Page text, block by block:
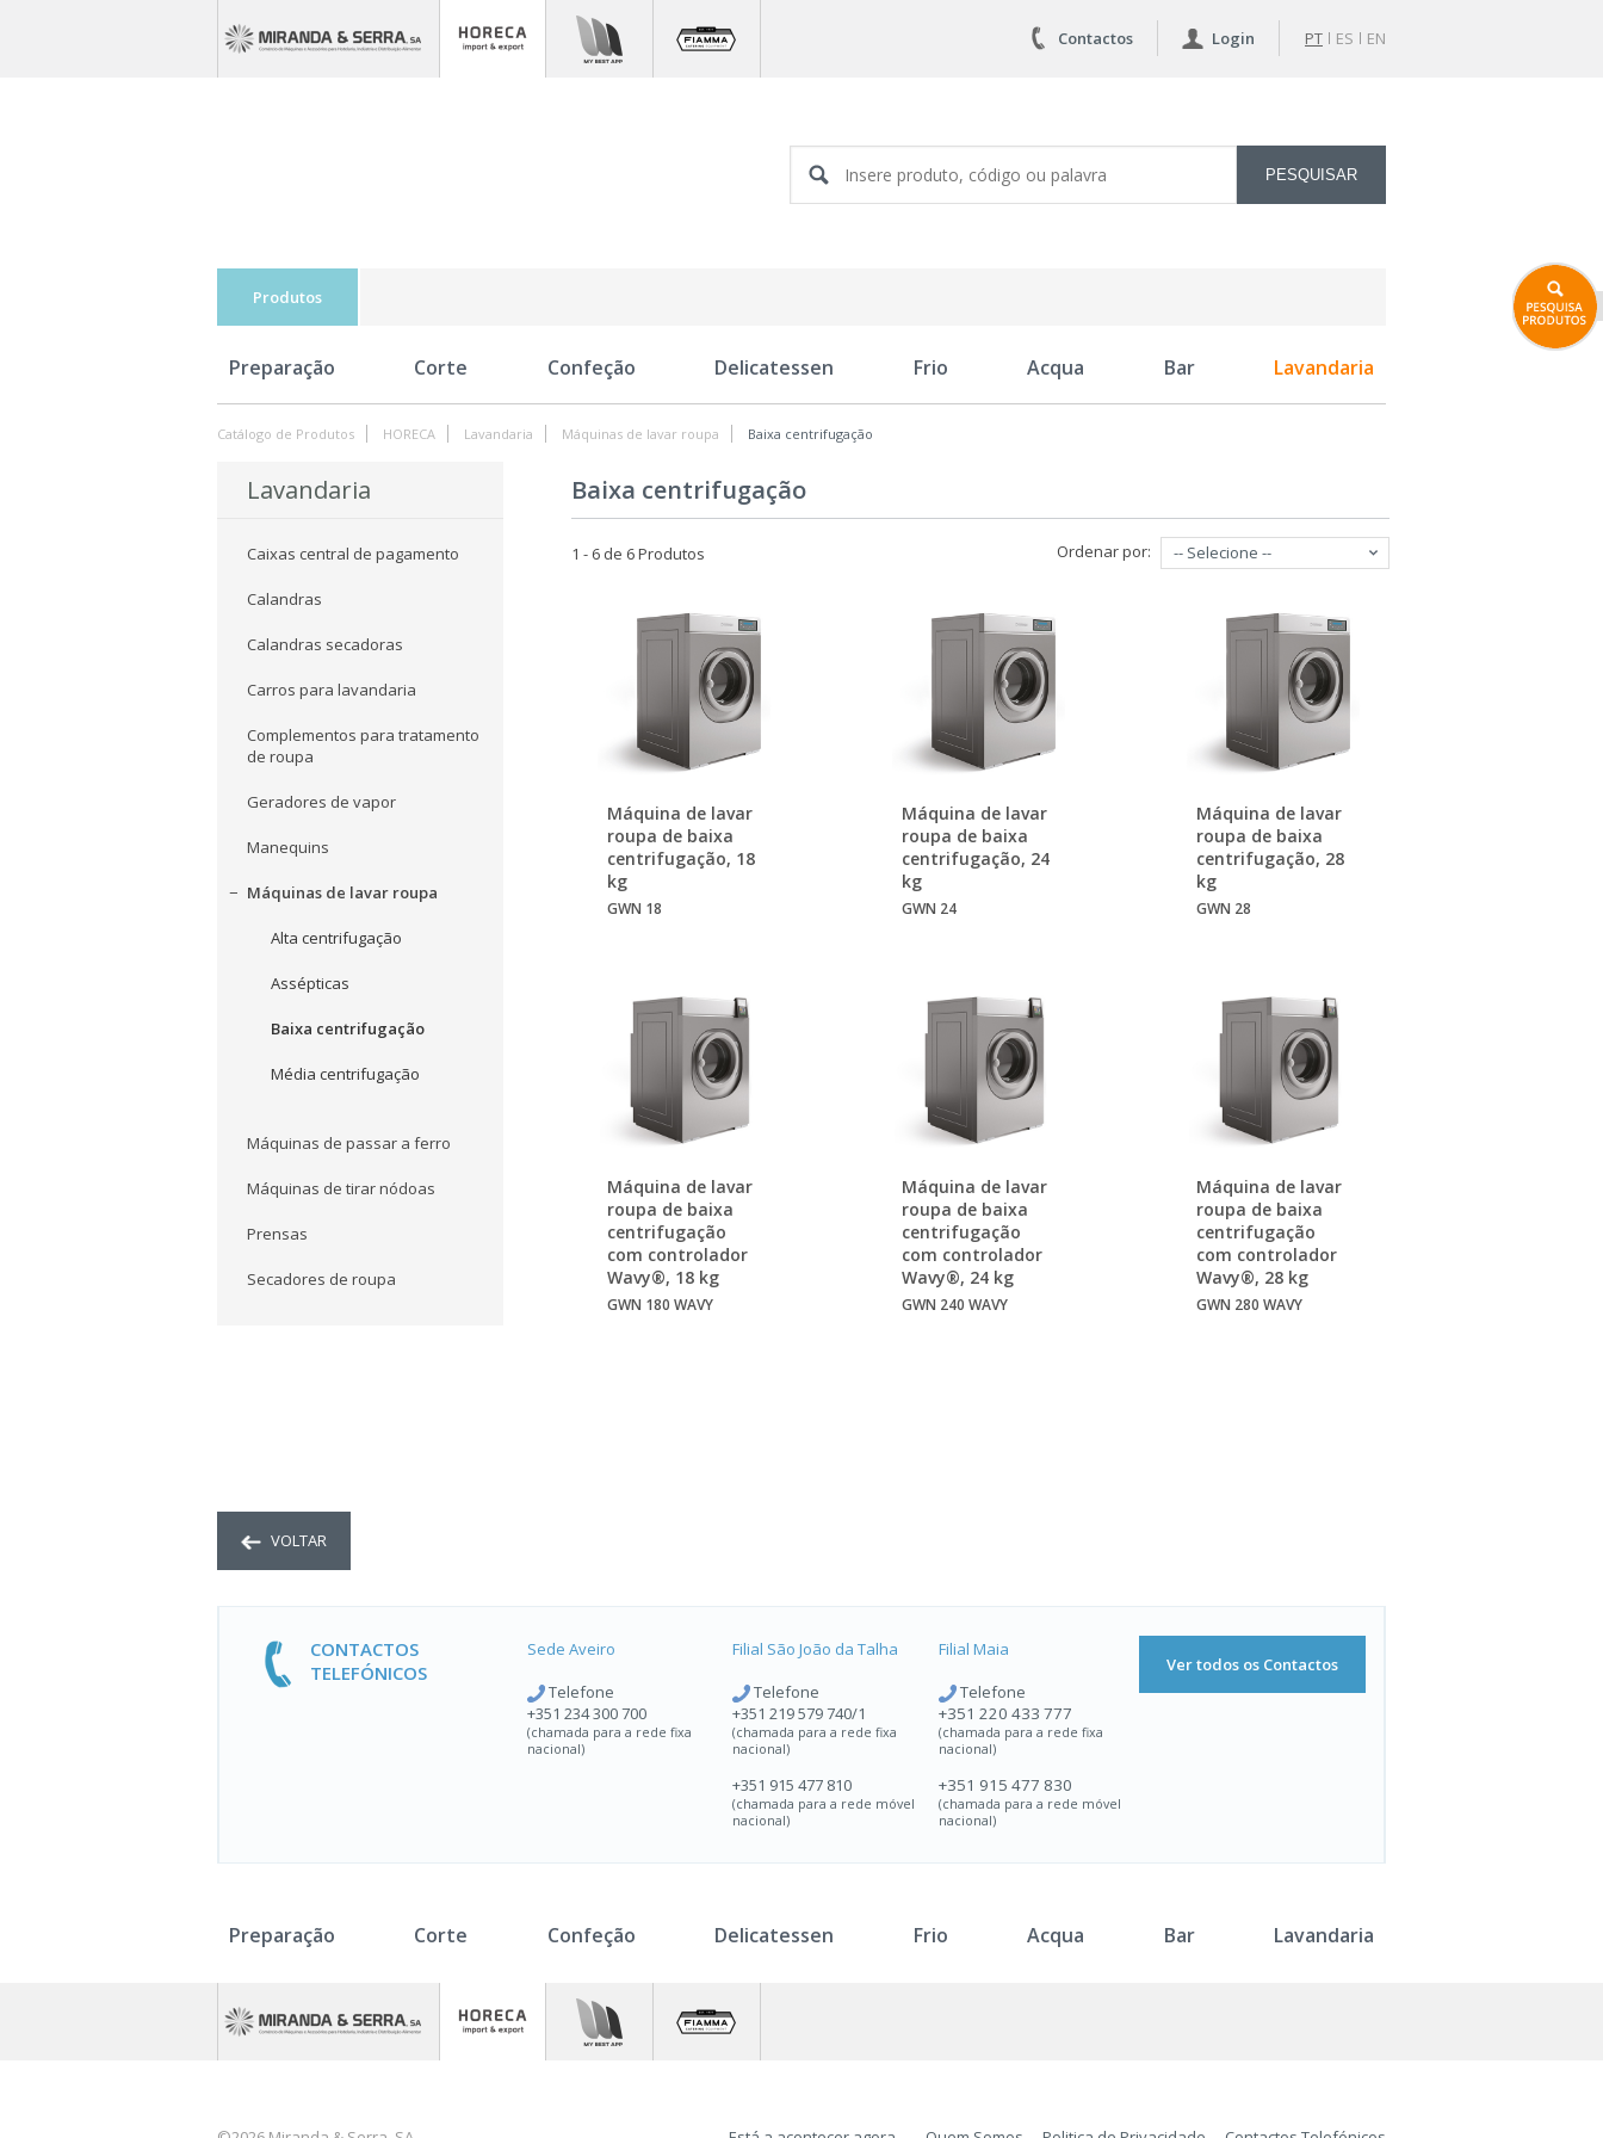
Contactos Login PT ES EN
Produtos
Preparação Corte Confeção Delicatessen Frio Acqua Bar Lavandaria
Catálogo de Produtos HORECA Lavandaria Máquinas de lavar roupa Baixa centrifugação
Lavandaria
Caixas central de pagamento
Calandras
Calandras secadoras
Carros para lavandaria
Complementos para tratamento
de roupa
Geradores de vapor
Manequins
Máquinas de lavar roupa
Alta centrifugação
Assépticas
Baixa centrifugação
Média centrifugação
Máquinas de passar a ferro
Máquinas de tirar nódoas
Prensas
Secadores de roupa
Baixa centrifugação
1 - 6 de 6 Produtos Ordenar por: -- Selecione --
Máquina de lavar
roupa de baixa
centrifugação, 18
kg
GWN 18
Máquina de lavar
roupa de baixa
centrifugação, 24
kg
GWN 24
Máquina de lavar
roupa de baixa
centrifugação, 28
kg
GWN 28
Máquina de lavar
roupa de baixa
centrifugação
com controlador
Wavy®, 18 kg
GWN 180 WAVY
Máquina de lavar
roupa de baixa
centrifugação
com controlador
Wavy®, 24 kg
GWN 240 WAVY
Máquina de lavar
roupa de baixa
centrifugação
com controlador
Wavy®, 28 kg
GWN 280 WAVY
VOLTAR
CONTACTOS
TELEFÓNICOS
Sede Aveiro
Telefone
+351 234 300 700
(chamada para a rede fixa
nacional)
Filial São João da Talha
Telefone
+351 219 579 740/1
(chamada para a rede fixa
nacional)
+351 915 477 810
(chamada para a rede móvel
nacional)
Filial Maia
Telefone
+351 220 433 777
(chamada para a rede fixa
nacional)
+351 915 477 830
(chamada para a rede móvel
nacional)
Ver todos os Contactos
Preparação Corte Confeção Delicatessen Frio Acqua Bar Lavandaria